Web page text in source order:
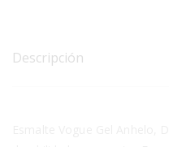
Descripción